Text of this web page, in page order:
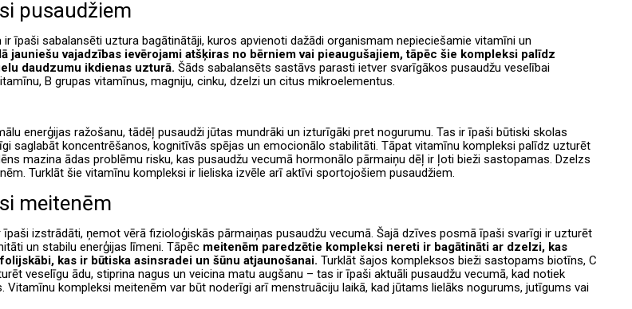
pusaudžiem
īpaši sabalansēti uztura bagātinātāji, kuros apvienoti dažādi organismam nepieciešamie vitamīni un
jauniešu vajadzības ievērojami atšķiras no bērniem vai pieaugušajiem, tāpēc šie kompleksi palīdz
daudzumu ikdienas uzturā. Šāds sabalansēts sastāvs parasti ietver svarīgākos pusaudžu veselībai
B grupas vitamīnus, magniju, cinku, dzelzi un citus mikroelementus.
enerģijas ražošanu, tādēļ pusaudži jūtas mundrāki un izturīgāki pret nogurumu. Tas ir īpaši būtiski skolas
saglabāt koncentrēšanos, kognitīvās spējas un emocionālo stabilitāti. Tāpat vitamīnu kompleksi palīdz uzturēt
mazina ādas problēmu risku, kas pusaudžu vecumā hormonālo pārmaiņu dēļ ir ļoti bieži sastopamas. Dzelzs
Turklāt šie vitamīnu kompleksi ir lieliska izvēle arī aktīvi sportojošiem pusaudžiem.
meitenēm
izstrādāti, ņemot vērā fizioloģiskās pārmaiņas pusaudžu vecumā. Šajā dzīves posmā īpaši svarīgi ir uzturēt
un stabilu enerģijas līmeni. Tāpēc meitenēm paredzētie kompleksi nereti ir bagātināti ar dzelzi, kas
kas ir būtiska asinsradei un šūnu atjaunošanai. Turklāt šajos kompleksos bieži sastopams biotīns, C
veselīgu ādu, stiprina nagus un veicina matu augšanu – tas ir īpaši aktuāli pusaudžu vecumā, kad notiek
Vitamīnu kompleksi meitenēm var būt noderīgi arī menstruāciju laikā, kad jūtams lielāks nogurums, jutīgums vai